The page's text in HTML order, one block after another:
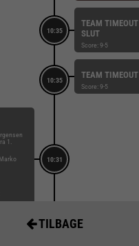
10:35
TEAM TIMEOUT
SLUT
Score: 9-5
10:35
TEAM TIMEOUT
Score: 9-5
10:31
1.
TILBAGE